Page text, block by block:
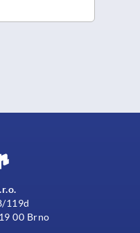
119d
00 Brno